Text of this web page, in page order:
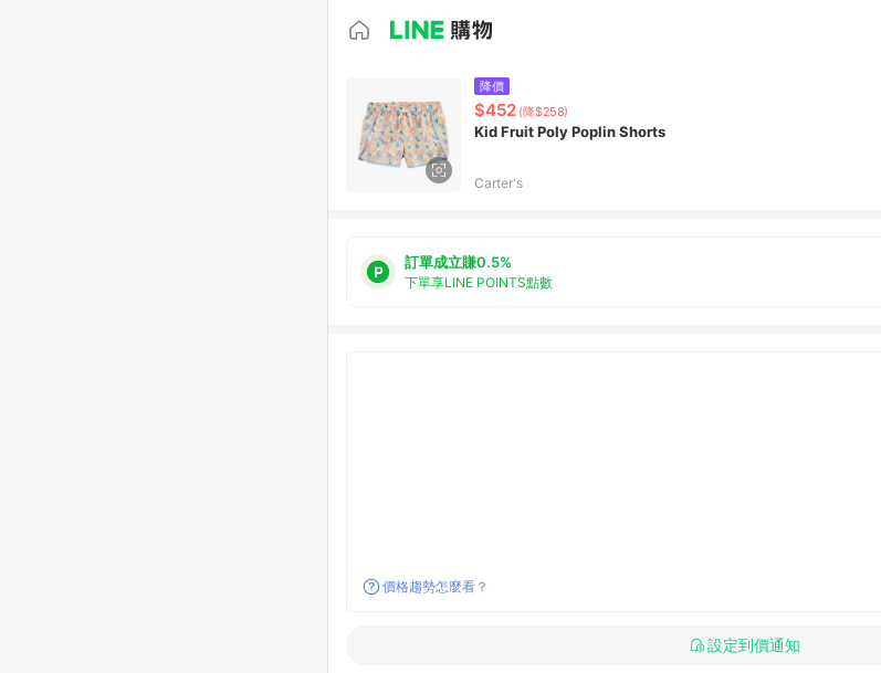
降價
$452 (降$258)
Kid Fruit Poly Poplin Shorts
Carter's
訂單成立賺0.5%
下單享LINE POINTS點數
價格趨勢怎麼看？
設定到價通知